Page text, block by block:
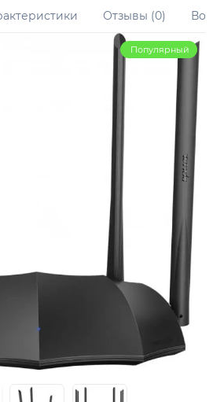
Отзывы (0)
Популярный